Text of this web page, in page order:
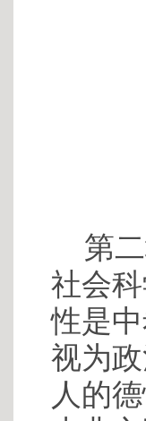
第
社会
性是
视为
人的